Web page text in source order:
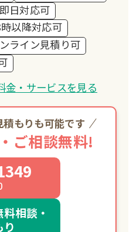
即日対応可
以降対応可
ライン見積り可
金・サービスを見る
もりも可能です
ご相談無料!
相談・